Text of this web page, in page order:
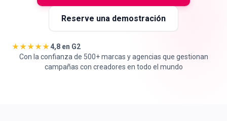
🇪🇸ES
Reserve una demostración
★★★★★4,8 en G2
Con la confianza de 500+ marcas y agencias que gestionan
campañas con creadores en todo el mundo